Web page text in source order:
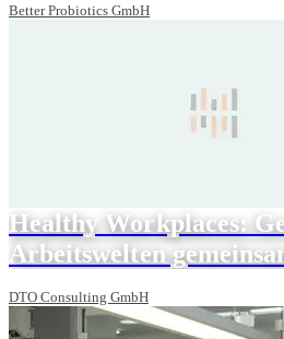
Better Probiotics GmbH
Healthy Workplaces:
Arbeitswelten
DTO Consulting GmbH